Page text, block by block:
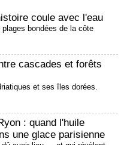
coule avec l'eau
bondées de la côte
cascades et forêts
et ses îles dorées.
: quand l'huile
une glace parisienne